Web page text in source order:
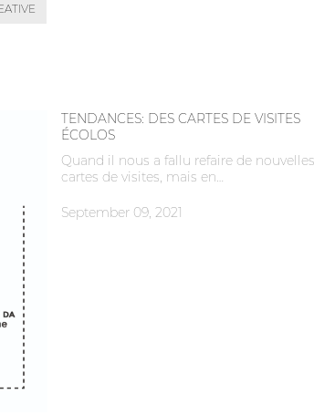
TENDANCES: DES CARTES DE VISITES
ÉCOLOS
Quand il nous a fallu refaire de nouvelles
cartes de visites, mais en…
September 09, 2021